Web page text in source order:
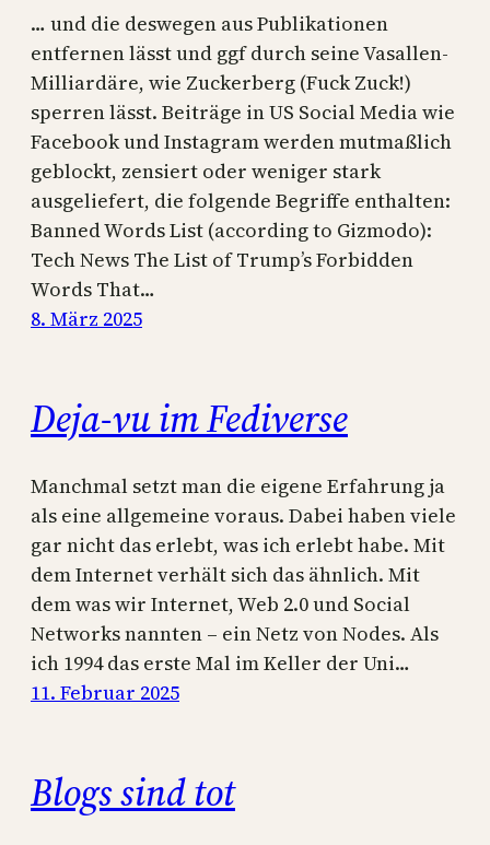
… und die deswegen aus Publikationen
entfernen lässt und ggf durch seine Vasallen-
Milliardäre, wie Zuckerberg (Fuck Zuck!)
sperren lässt. Beiträge in US Social Media wie
Facebook und Instagram werden mutmaßlich
geblockt, zensiert oder weniger stark
ausgeliefert, die folgende Begriffe enthalten:
Banned Words List (according to Gizmodo):
Tech News The List of Trump’s Forbidden
Words That…
8. März 2025
Deja-vu im Fediverse
Manchmal setzt man die eigene Erfahrung ja
als eine allgemeine voraus. Dabei haben viele
gar nicht das erlebt, was ich erlebt habe. Mit
dem Internet verhält sich das ähnlich. Mit
dem was wir Internet, Web 2.0 und Social
Networks nannten – ein Netz von Nodes. Als
ich 1994 das erste Mal im Keller der Uni…
11. Februar 2025
Blogs sind tot